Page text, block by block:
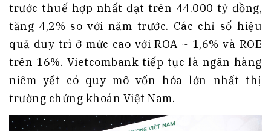
trước thuế hợp nhất đạt trên 44.000 tỷ đồng,
tăng 4,2% so với năm trước. Các chỉ số hiệu
quả duy trì ở mức cao với ROA ~ 1,6% và ROE
trên 16%. Vietcombank tiếp tục là ngân hàng
niêm yết có quy mô vốn hóa lớn nhất thị
trường chứng khoán Việt Nam.